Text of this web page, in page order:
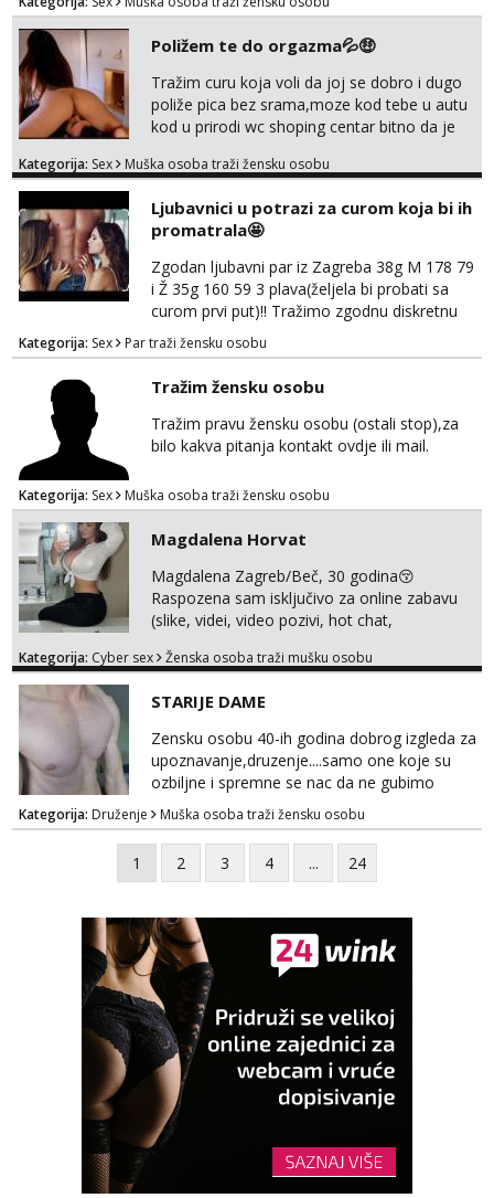
Poližem te do orgazma💦🤑
Tražim curu koja voli da joj se dobro i dugo
poliže pica bez srama,moze kod tebe u autu
kod u prirodi wc shoping centar bitno da je
jer nisam solo. Zgodan sam i diskretan,sliku
za brz dogovor Kontakt 0958759047
Kategorija: Sex Muška osoba traži žensku osobu
Ljubavnici u potrazi za curom koja bi ih
promatrala🤩
Zgodan ljubavni par iz Zagreba 38g M 178 79
i Ž 35g 160 59 3 plava(željela bi probati sa
curom prvi put)!! Tražimo zgodnu diskretnu
curu koja bi nas promatrala dok imamo
žestok odnos. Može se pridruziti ali i ne
mora.Bitno da uzivamo diskretno anonimno
bez upoznavanja puno.Sliku mozemo
razmjeniti,ali najbolje uzivo se upoznati. Na
goo smo do 15.8 poslije tog mozemo se
Kategorija: Sex Par traži žensku osobu
Tražim žensku osobu
Tražim pravu žensku osobu (ostali stop),za
bilo kakva pitanja kontakt ovdje ili mail.
Kategorija: Sex Muška osoba traži žensku osobu
Magdalena Horvat
Magdalena Zagreb/Beč, 30 godina😚
Raspozena sam isključivo za online zabavu
(slike, videi, video pozivi, hot chat,
oglasu su MOJE❗ Instagram:
TELEGRAM: @MagdalenaMagy 👈
(ODGOVARAM JAKO BRZO TU I TU PISITE
AKO STE ZA ZABAVU)🔥 Moguće
verifkovanje prije zabave✅ JAVI MI SE I
ISPUNI SVOJE NAJVECE FANTAZIJE😈 CEKA...
Kategorija: Cyber sex Ženska osoba traži mušku osobu
STARIJE DAME
Zensku osobu 40-ih godina dobrog izgleda za
upoznavanje,druzenje....samo one koje su
ozbiljne i spremne se nac da ne gubimo
vrijeme!
Kategorija: Druženje Muška osoba traži žensku osobu
1 2 3 4 ... 24